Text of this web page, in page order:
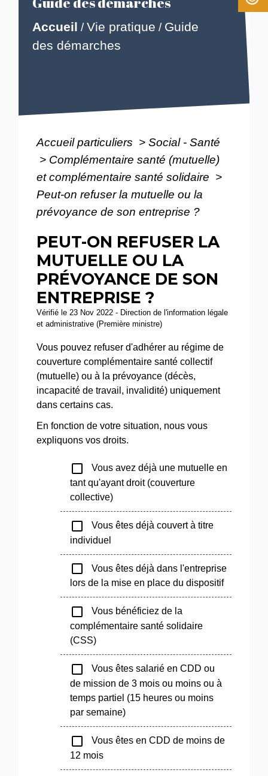
Accueil /Vie pratique / Guide
des démarches
Accueil particuliers > Social - Santé
> Complémentaire santé (mutuelle)
et complémentaire santé solidaire >
Peut-on refuser la mutuelle ou la
prévoyance de son entreprise ?
PEUT-ON REFUSER LA
MUTUELLE OU LA
PRÉVOYANCE DE SON
ENTREPRISE ?
Vérifié le 23 Nov 2022 - Direction de l'information légale
et administrative (Première ministre)
Vous pouvez refuser d'adhérer au régime de
couverture complémentaire santé collectif
(mutuelle) ou à la prévoyance (décès,
incapacité de travail, invalidité) uniquement
dans certains cas.
En fonction de votre situation, nous vous
expliquons vos droits.
check_box_outline_blank
Vous avez déjà une mutuelle en
tant qu'ayant droit (couverture
collective)
check_box_outline_blank
Vous êtes déjà couvert à titre
individuel
check_box_outline_blank
Vous êtes déjà dans l'entreprise
lors de la mise en place du dispositif
check_box_outline_blank
Vous bénéficiez de la
complémentaire santé solidaire
(CSS)
check_box_outline_blank
Vous êtes salarié en CDD ou
de mission de 3 mois ou moins ou à
temps partiel (15 heures ou moins
par semaine)
check_box_outline_blank
Vous êtes en CDD de moins de
12 mois